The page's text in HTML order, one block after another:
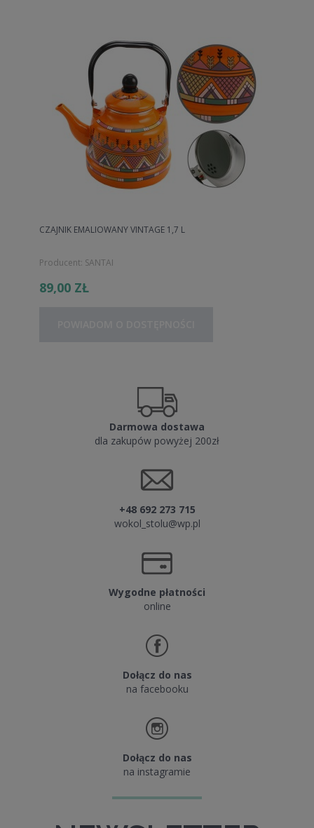
CZAJNIK EMALIOWANY VINTAGE 1,7 L
Producent: SANTAI
89,00 ZŁ
Darmowa dostawa
dla zakupów powyżej 200zł
+48 692 273 715
wokol_stolu@wp.pl
Wygodne płatności
online
Dołącz do nas
na facebooku
Dołącz do nas
na instagramie